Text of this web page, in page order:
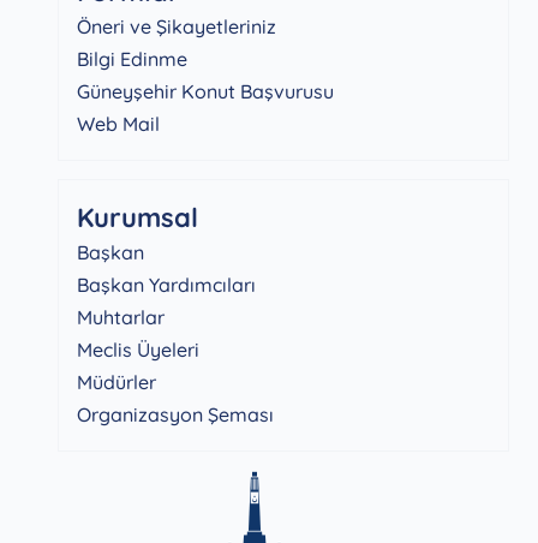
Öneri ve Şikayetleriniz
Bilgi Edinme
Güneyşehir Konut Başvurusu
Web Mail
Kurumsal
Başkan
Başkan Yardımcıları
Muhtarlar
Meclis Üyeleri
Müdürler
Organizasyon Şeması